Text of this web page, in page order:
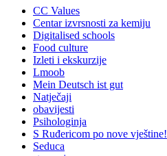
CC Values
Centar izvrsnosti za kemiju
Digitalised schools
Food culture
Izleti i ekskurzije
Lmoob
Mein Deutsch ist gut
Natječaji
obavijesti
Psihologinja
S Ruđericom po nove vještine!
Seduca